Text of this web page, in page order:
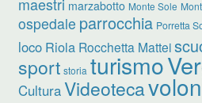
marzabotto Monte Sole
ospedale parrocchia Porretta
loco Riola Rocchetta Mattei
sport storia turismo
CulturaVideoteca